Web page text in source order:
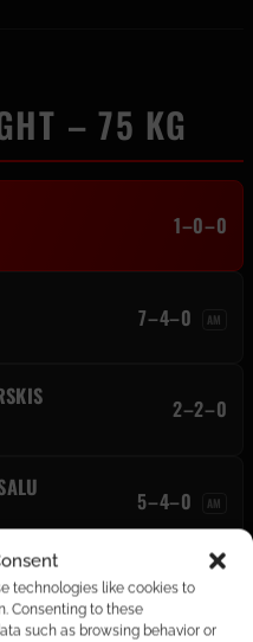
technologies like cookies to
Consenting to these
such as browsing behavior or
– 75 KG
1–0–0
7–4–0 AM
2–2–0
5–4–0 AM
4–2–0